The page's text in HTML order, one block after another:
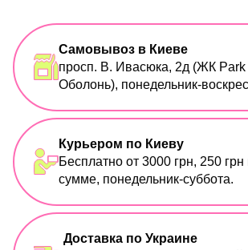
Самовывоз в Киеве
просп. В. Ивасюка, 2д (ЖК Park
Оболонь), понедельник-
Курьером по Киеву
Бесплатно от 3000 грн, 250
сумме, понедельник-суббота.
Доставка по Украине